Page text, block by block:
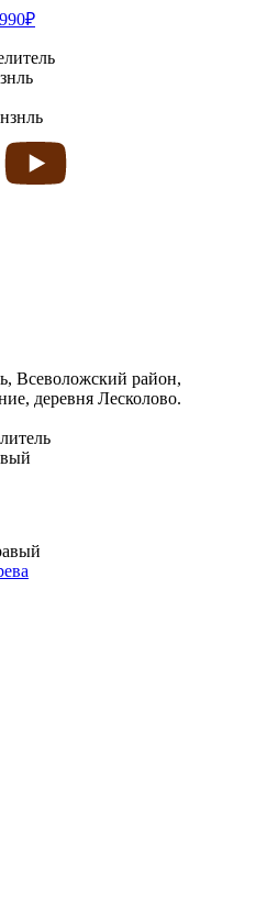
₽
Всеволожский район,
деревня Лесколово.